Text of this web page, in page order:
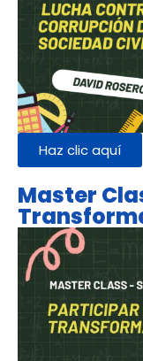
Haz clic aquí
Master